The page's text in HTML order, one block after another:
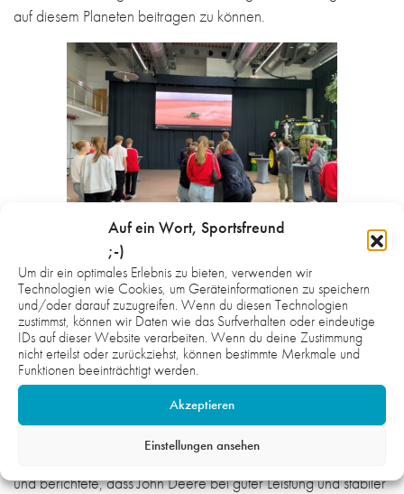
Auf ein Wort, Sportsfreund
;-)
Um dir ein optimales Erlebnis zu bieten, verwenden wir
Technologien wie Cookies, um Geräteinformationen zu speichern
und/oder darauf zuzugreifen. Wenn du diesen Technologien
zustimmst, können wir Daten wie das Surfverhalten oder eindeutige
IDs auf dieser Website verarbeiten. Wenn du deine Zustimmung
nicht erteilst oder zurückziehst, können bestimmte Merkmale und
Funktionen beeinträchtigt werden.
Akzeptieren
Einstellungen ansehen
auf diesem Planeten beitragen zu können.
Ehe einige John-Deere-Mitarbeitende die jungen HGler übers
Werksgelände in die riesigen Produktionshallen führten,
erläuterte der Personalleiter die zahlreichen
Einstiegsmöglichkeiten ins Unternehmen: von der gewerblich-
technischen Ausbildung etwa zum Industriemechaniker,
Mechatroniker oder Elektroniker bis hin zu verschiedenen
Studiengängen an der Dualen Hochschule wie
Betriebswirtschaftslehre, Elektrotechnik oder Software-
Entwicklung. Habel erklärte kurz das Bewerbungsverfahren
und berichtete, dass John Deere bei guter Leistung und stabiler